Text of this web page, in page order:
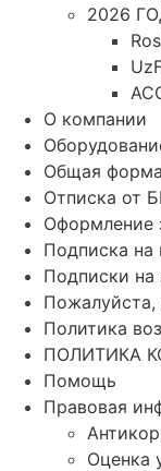
2026
О компании
Общая
Отписка от
Оформление
Подписка на
Подписки на
Пожалуйста,
Политика
ПОЛИТИКА
Помощь
Правовая
Оценка